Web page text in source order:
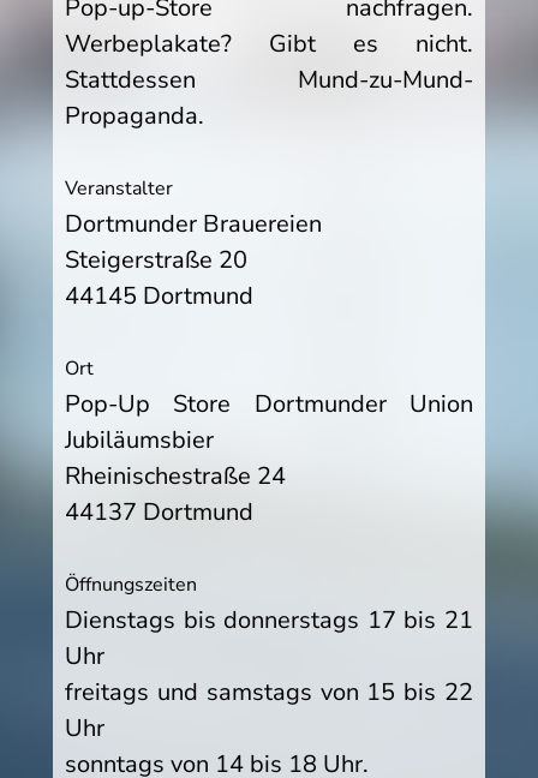
Pop-up-Store nachfragen.
Werbeplakate? Gibt es nicht.
Stattdessen Mund-zu-Mund-
Propaganda.
Veranstalter
Dortmunder Brauereien
Steigerstraße 20
44145 Dortmund
Ort
Pop-Up Store Dortmunder Union
Jubiläumsbier
Rheinischestraße 24
44137 Dortmund
Öffnungszeiten
Dienstags bis donnerstags 17 bis 21
Uhr
freitags und samstags von 15 bis 22
Uhr
sonntags von 14 bis 18 Uhr.